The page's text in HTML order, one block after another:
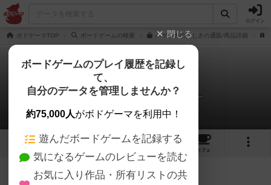
ログイン
ボドゲーマTOP ボードゲームの検索 ハゲタカのえじきの通販/商品詳細
ハゲタカのえじき
マクベス大佐＠Digブログさんのレビュー
14 9 88
カフェ
172名 2名 0 5年弱前
閉じる
ボードゲームのプレイ履歴を記録し
て、
自分のデータを管理しませんか？
約75,000人がボドゲーマを利用中！
遊んだボードゲームを記録する
気になるゲームのレビューを読む
お気に入り作品・所有リストの共